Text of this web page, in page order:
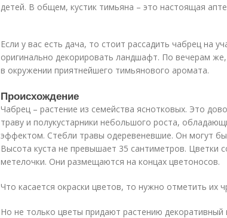
детей. В общем, кустик тимьяна – это настоящая
Если у вас есть дача, то стоит рассадить чабрец на
оригинально декорировать ландшафт. По вечерам
в окружении приятнейшего тимьянового аромата.
Происхождение
Чабрец – растение из семейства яснотковых. Это
траву и полукустарники небольшого роста,
эффектом. Стебли травы одеревеневшие. Он могут
Высота куста не превышает 35 сантиметров. Цветки
метелочки. Они размещаются на концах цветоносов.
Что касается окраски цветов, то нужно отметить их
Но не только цветы придают растению декоративный